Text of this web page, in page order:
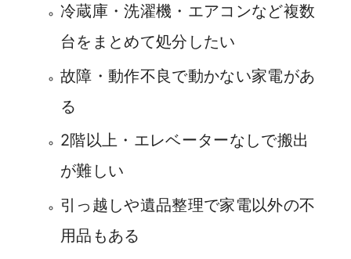
冷蔵庫・洗濯機・エアコンなど複数
台をまとめて処分したい
故障・動作不良で動かない家電があ
る
2階以上・エレベーターなしで搬出
が難しい
引っ越しや遺品整理で家電以外の不
用品もある